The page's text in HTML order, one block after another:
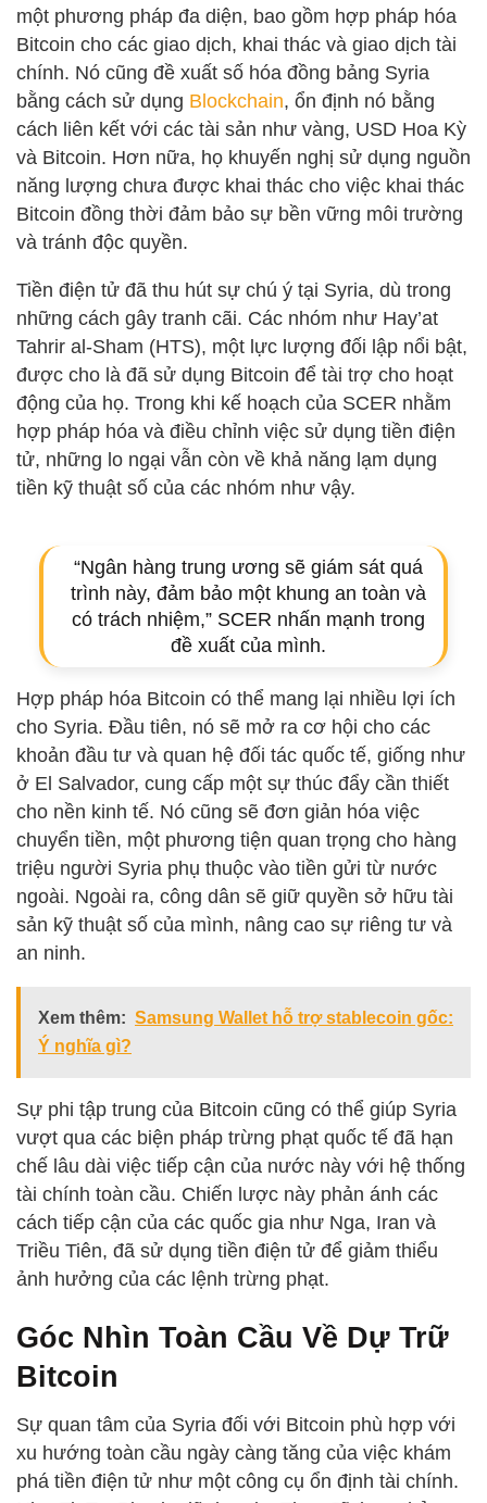
một phương pháp đa diện, bao gồm hợp pháp hóa
Bitcoin cho các giao dịch, khai thác và giao dịch tài
chính. Nó cũng đề xuất số hóa đồng bảng Syria
bằng cách sử dụng Blockchain, ổn định nó bằng
cách liên kết với các tài sản như vàng, USD Hoa Kỳ
và Bitcoin. Hơn nữa, họ khuyến nghị sử dụng nguồn
năng lượng chưa được khai thác cho việc khai thác
Bitcoin đồng thời đảm bảo sự bền vững môi trường
và tránh độc quyền.
Tiền điện tử đã thu hút sự chú ý tại Syria, dù trong
những cách gây tranh cãi. Các nhóm như Hay’at
Tahrir al-Sham (HTS), một lực lượng đối lập nổi bật,
được cho là đã sử dụng Bitcoin để tài trợ cho hoạt
động của họ. Trong khi kế hoạch của SCER nhằm
hợp pháp hóa và điều chỉnh việc sử dụng tiền điện
tử, những lo ngại vẫn còn về khả năng lạm dụng
tiền kỹ thuật số của các nhóm như vậy.
“Ngân hàng trung ương sẽ giám sát quá
trình này, đảm bảo một khung an toàn và
có trách nhiệm,” SCER nhấn mạnh trong
đề xuất của mình.
Hợp pháp hóa Bitcoin có thể mang lại nhiều lợi ích
cho Syria. Đầu tiên, nó sẽ mở ra cơ hội cho các
khoản đầu tư và quan hệ đối tác quốc tế, giống như
ở El Salvador, cung cấp một sự thúc đẩy cần thiết
cho nền kinh tế. Nó cũng sẽ đơn giản hóa việc
chuyển tiền, một phương tiện quan trọng cho hàng
triệu người Syria phụ thuộc vào tiền gửi từ nước
ngoài. Ngoài ra, công dân sẽ giữ quyền sở hữu tài
sản kỹ thuật số của mình, nâng cao sự riêng tư và
an ninh.
Xem thêm: Samsung Wallet hỗ trợ stablecoin gốc:
Ý nghĩa gì?
Sự phi tập trung của Bitcoin cũng có thể giúp Syria
vượt qua các biện pháp trừng phạt quốc tế đã hạn
chế lâu dài việc tiếp cận của nước này với hệ thống
tài chính toàn cầu. Chiến lược này phản ánh các
cách tiếp cận của các quốc gia như Nga, Iran và
Triều Tiên, đã sử dụng tiền điện tử để giảm thiểu
ảnh hưởng của các lệnh trừng phạt.
Góc Nhìn Toàn Cầu Về Dự Trữ
Bitcoin
Sự quan tâm của Syria đối với Bitcoin phù hợp với
xu hướng toàn cầu ngày càng tăng của việc khám
phá tiền điện tử như một công cụ ổn định tài chính.